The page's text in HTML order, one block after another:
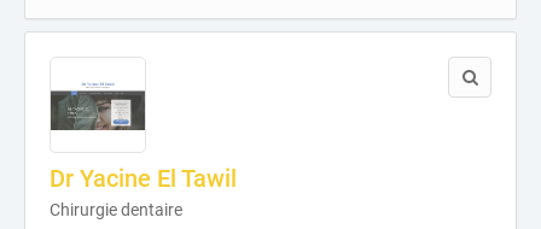
Dr Yacine El Tawil
Chirurgie dentaire